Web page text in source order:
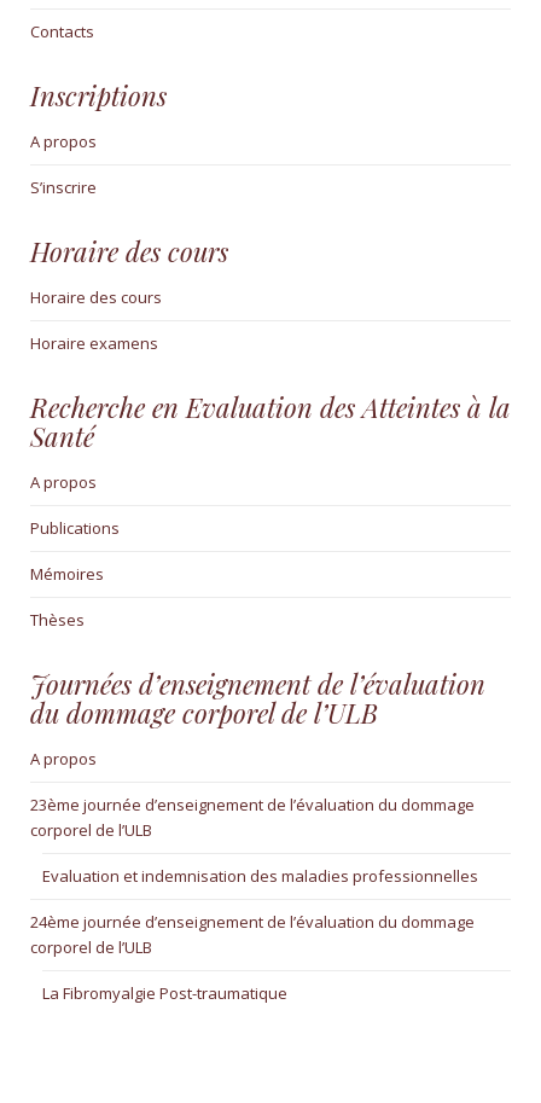
Contacts
Inscriptions
A propos
S’inscrire
Horaire des cours
Horaire des cours
Horaire examens
Recherche en Evaluation des Atteintes à la
Santé
A propos
Publications
Mémoires
Thèses
Journées d’enseignement de l’évaluation
du dommage corporel de l’ULB
A propos
23ème journée d’enseignement de l’évaluation du dommage
corporel de l’ULB
Evaluation et indemnisation des maladies professionnelles
24ème journée d’enseignement de l’évaluation du dommage
corporel de l’ULB
La Fibromyalgie Post-traumatique